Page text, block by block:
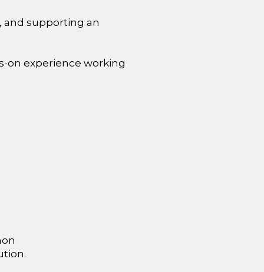
and supporting an
on experience working